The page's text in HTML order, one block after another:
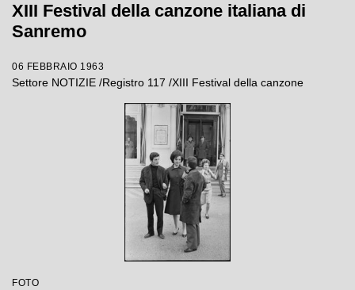
XIII Festival della canzone italiana di
Sanremo
06 FEBBRAIO 1963
Settore NOTIZIE /Registro 117 /XIII Festival della canzone
FOTO